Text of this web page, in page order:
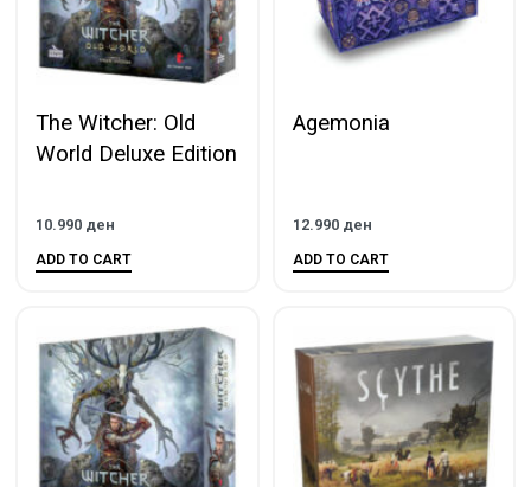
The Witcher: Old
World Deluxe Edition
10.990 ден
ADD TO CART
Agemonia
12.990 ден
ADD TO CART